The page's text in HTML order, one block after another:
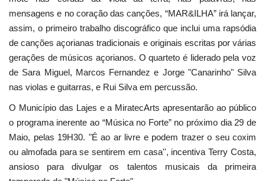
mensagens e no coração das canções, “MAR&ILHA” irá lançar,
assim, o primeiro trabalho discográfico que inclui uma rapsódia
de canções açorianas tradicionais e originais escritas por várias
gerações de músicos açorianos. O quarteto é liderado pela voz
de Sara Miguel, Marcos Fernandez e Jorge "Canarinho" Silva
nas violas e guitarras, e Rui Silva em percussão.
O Município das Lajes e a MiratecArts apresentarão ao público
o programa inerente ao “Música no Forte” no próximo dia 29 de
Maio, pelas 19H30. "É ao ar livre e podem trazer o seu coxim
ou almofada para se sentirem em casa'', incentiva Terry Costa,
ansioso para divulgar os talentos musicais da primeira